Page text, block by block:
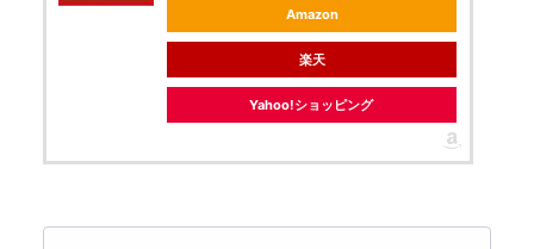
Amazon
楽天
Yahoo!ショッピング